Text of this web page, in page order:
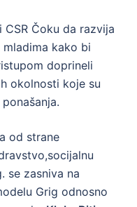
Čoku da razvija
kako bi
doprineli
okolnosti koje su
od strane
se zasniva na
Grig odnosno